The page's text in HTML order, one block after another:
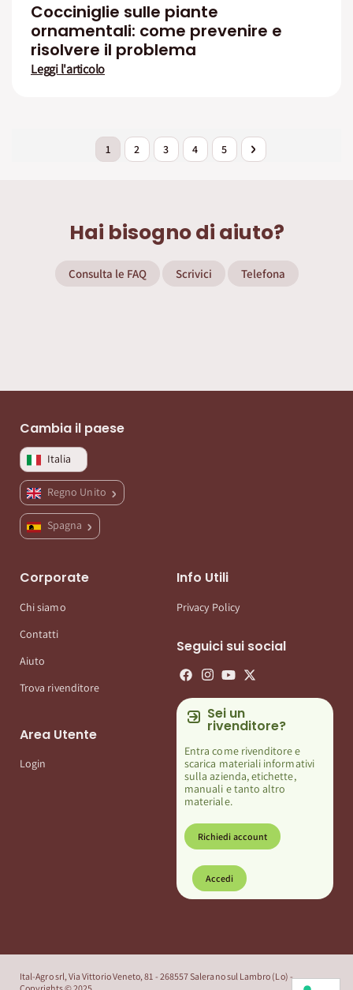
Cocciniglie sulle piante
ornamentali: come prevenire e
risolvere il problema
Leggi l'articolo
PaginaAttualmente stai leggendo la pagina
1 Pagina
2 Pagina
3 Pagina
4 Pagina
5 Pagina
Successivo
Hai bisogno di aiuto?
Consulta le FAQ Scrivici Telefona
Cambia il paese
Italia
Regno Unito
Spagna
Corporate
Chi siamo
Contatti
Aiuto
Trova rivenditore
Area Utente
Login
Info Utili
Privacy Policy
Seguici sui social
Sei un
rivenditore?
Entra come rivenditore e
scarica materiali informativi
sulla azienda, etichette,
manuali e tanto altro
materiale.
Richiedi account
Accedi
Ital-Agro srl, Via Vittorio Veneto, 81 - 268557 Salerano sul Lambro (Lo) -